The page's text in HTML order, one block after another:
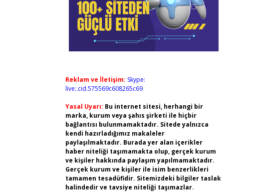
Reklam ve İletişim: Skype:
live:.cid.575569c608265c69
Yasal Uyarı: Bu internet sitesi, herhangi bir
marka, kurum veya şahıs şirketi ile hiçbir
bağlantısı bulunmamaktadır. Sitede yalnızca
kendi hazırladığımız makaleler
paylaşılmaktadır. Burada yer alan içerikler
haber niteliği taşımamakta olup, gerçek kurum
ve kişiler hakkında paylaşım yapılmamaktadır.
Gerçek kurum ve kişiler ile isim benzerlikleri
tamamen tesadüfidir. Sitemizdeki bilgiler taslak
halindedir ve tavsiye niteliği taşımazlar.